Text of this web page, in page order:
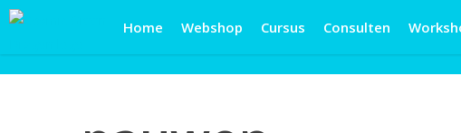
Skip
Home Webshop Cursus Consulten